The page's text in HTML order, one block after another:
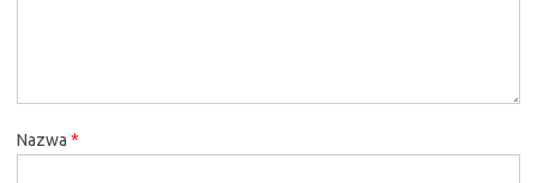
Nazwa *